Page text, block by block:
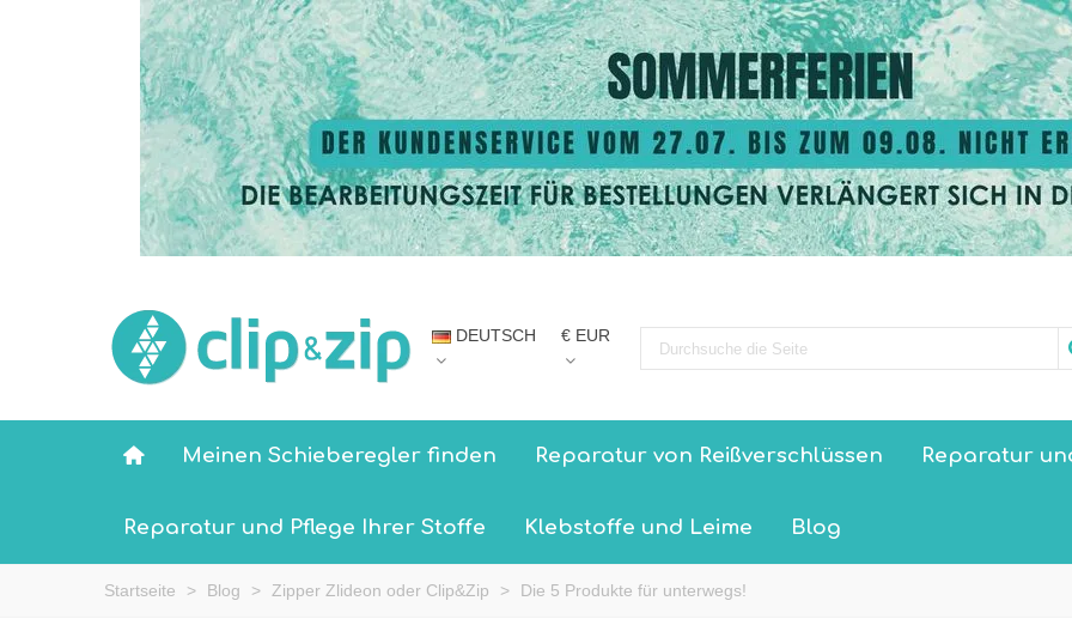
DEUTSCH € EUR
Meinen Schieberegler finden Reparatur von Reißverschlüssen Reparatur
Reparatur und Pflege Ihrer Stoffe Klebstoffe und Leime Blog
Startseite > Blog > Zipper Zlideon oder Clip&Zip > Die 5 Produkte für unterwegs!